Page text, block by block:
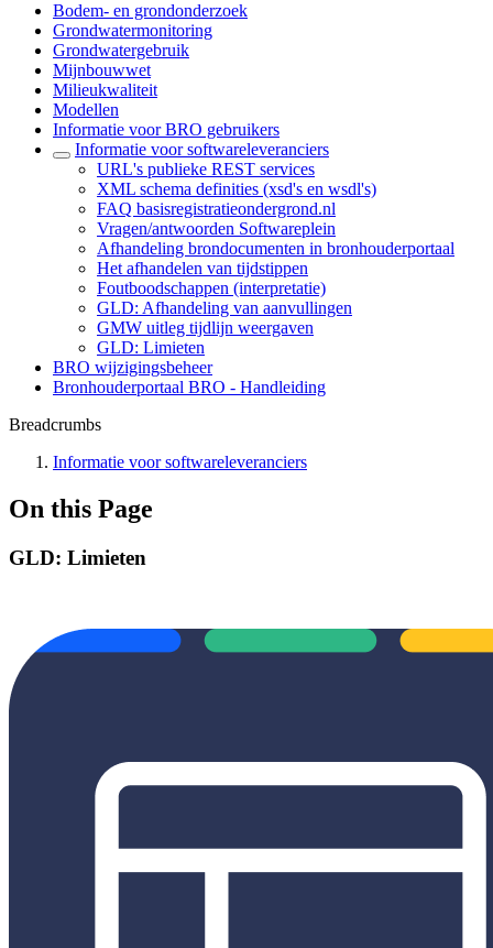
Bodem- en grondonderzoek
Grondwatermonitoring
Grondwatergebruik
Mijnbouwwet
Milieukwaliteit
Modellen
Informatie voor BRO gebruikers
Informatie voor softwareleveranciers
URL's publieke REST services
XML schema definities (xsd's en wsdl's)
FAQ basisregistratieondergrond.nl
Vragen/antwoorden Softwareplein
Afhandeling brondocumenten in bronhouderportaal
Het afhandelen van tijdstippen
Foutboodschappen (interpretatie)
GLD: Afhandeling van aanvullingen
GMW uitleg tijdlijn weergaven
GLD: Limieten
BRO wijzigingsbeheer
Bronhouderportaal BRO - Handleiding
Breadcrumbs
Informatie voor softwareleveranciers
On this Page
GLD: Limieten